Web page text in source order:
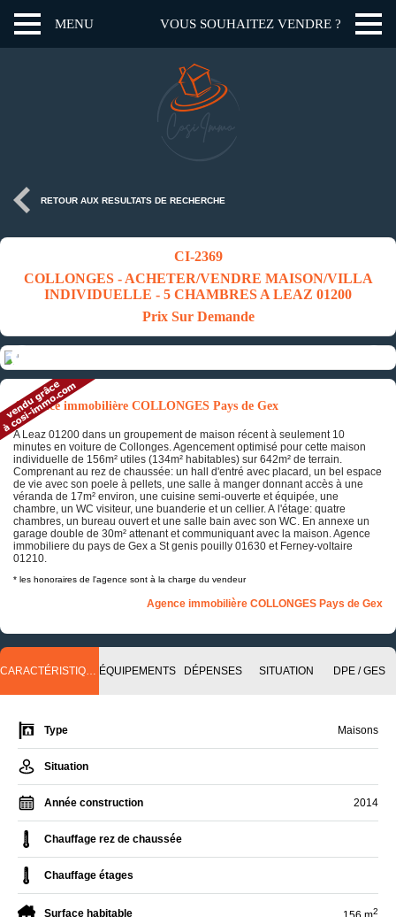
MENU VOUS SOUHAITEZ VENDRE ?
RETOUR AUX RESULTATS DE RECHERCHE
CI-2369
COLLONGES - ACHETER/VENDRE MAISON/VILLA
INDIVIDUELLE - 5 CHAMBRES A LEAZ 01200
Prix Sur Demande
Annonce immobilière COLLONGES Pays de Gex
A Leaz 01200 dans un groupement de maison récent à seulement 10
minutes en voiture de Collonges. Agencement optimisé pour cette maison
individuelle de 156m² utiles (134m² habitables) sur 642m² de terrain.
Comprenant au rez de chaussée: un hall d'entré avec placard, un bel espace
de vie avec son poele à pellets, une salle à manger donnant accès à une
véranda de 17m² environ, une cuisine semi-ouverte et équipée, une
chambre, un WC visiteur, une buanderie et un cellier. A l'étage: quatre
chambres, un bureau ouvert et une salle bain avec son WC. En annexe un
garage double de 30m² attenant et communiquant avec la maison. Agence
immobiliere du pays de Gex a St genis pouilly 01630 et Ferney-voltaire
01210.
* les honoraires de l'agence sont à la charge du vendeur
Agence immobilière COLLONGES Pays de Gex
CARACTÉRISTIQUES ÉQUIPEMENTS DÉPENSES SITUATION DPE / GES
Type Maisons
Situation
Année construction 2014
Chauffage rez de chaussée
Chauffage étages
Surface habitable 2